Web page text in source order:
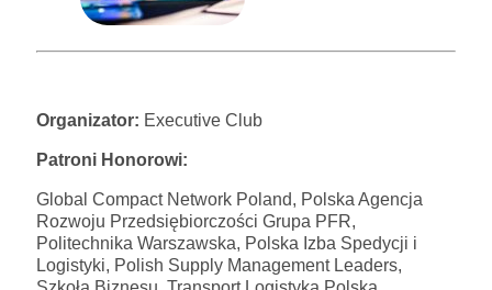
Organizator: Executive Club
Patroni Honorowi:
Global Compact Network Poland, Polska Agencja
Rozwoju Przedsiębiorczości Grupa PFR,
Politechnika Warszawska, Polska Izba Spedycji i
Logistyki, Polish Supply Management Leaders,